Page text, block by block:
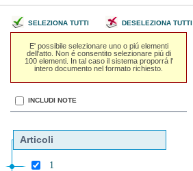
SELEZIONA TUTTI DESELEZIONA TUTTI
E' possibile selezionare uno o piú elementi
dell'atto. Non é consentito selezionare piú di
100 elementi. In tal caso il sistema proporrá l'
intero documento nel formato richiesto.
INCLUDI NOTE
Articoli
1